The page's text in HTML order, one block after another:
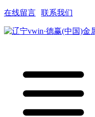
在线留言 联系我们